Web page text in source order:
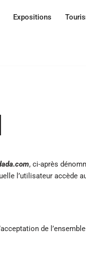
Expositions
, ci-après
l’utilisateur accède
de